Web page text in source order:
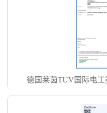
德国莱茵TUV国际电